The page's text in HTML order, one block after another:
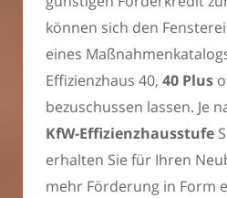
können sich den
eines
Effizienzhaus 40, 40 Plus
bezuschussen lassen. Je
KfW-Effizienzhausstufe
erhalten Sie für Ihren
mehr Förderung in Form